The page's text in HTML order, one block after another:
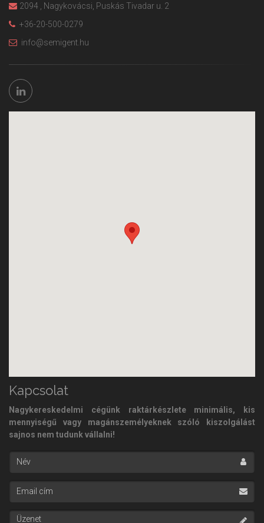
2094 , Nagykovácsi, Puskás Tivadar u. 2
+36-20-500-0279
info@semigent.hu
Kapcsolat
Nagykereskedelmi cégünk raktárkészlete minimális, kis
mennyiségű vagy magánszemélyeknek szóló kiszolgálást
sajnos nem tudunk vállalni!
Üzenet